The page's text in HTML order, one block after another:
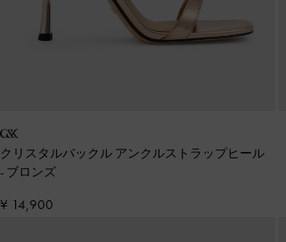
クリスタルバックル アンクルストラップヒール
- ブロンズ
¥ 14,900